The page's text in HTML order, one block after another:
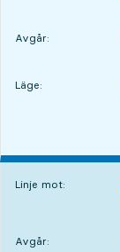
Avgår:
Läge:
LÄGE,
,
Linje mot:
Avgår: